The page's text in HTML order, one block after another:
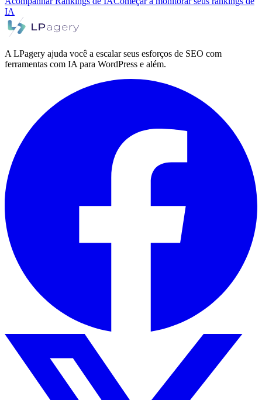
IA
A LPagery ajuda você a escalar seus esforços de SEO com
ferramentas com IA para WordPress e além.